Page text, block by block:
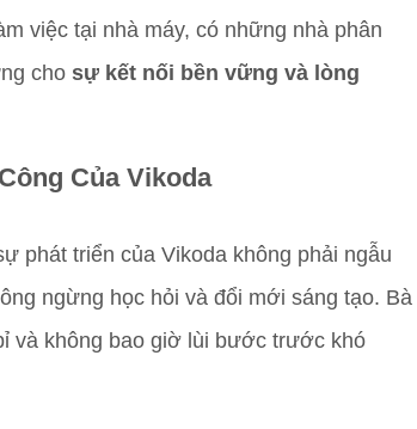
việc tại nhà máy, có những nhà phân
cho sự kết nối bền vững và lòng
Của Vikoda
phát triển của Vikoda không phải ngẫu
ngừng học hỏi và đổi mới sáng tạo. Bà
và không bao giờ lùi bước trước khó